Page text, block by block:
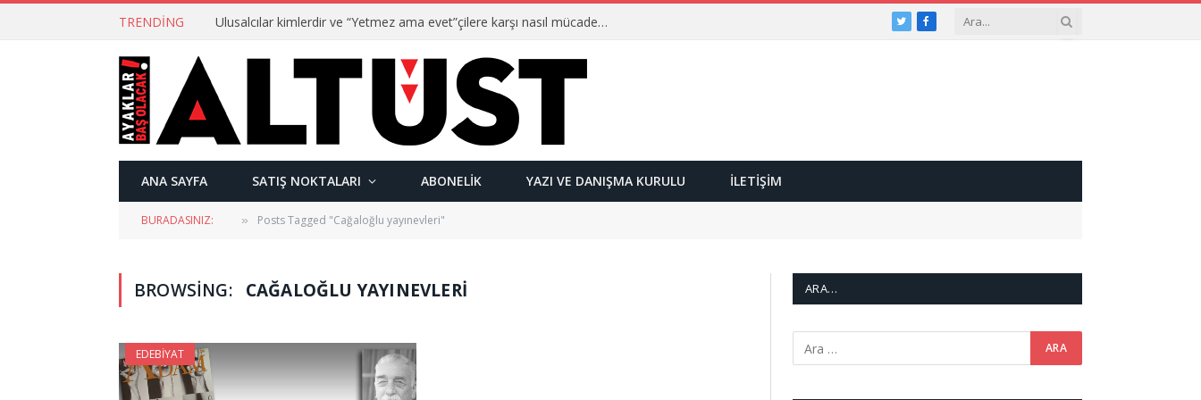
TRENDING Ulusalcılar kimlerdir ve “Yetmez ama evet”çilere karşı nasıl mücadele ederler? TwitterFacebook
ANA SAYFA SATIŞ NOKTALARI ABONELIK YAZI VE DANIŞMA KURULU İLETIŞIM
BURADASINIZ: » Posts Tagged "Cağaloğlu yayınevleri"
BROWSING: CAĞALOĞLU YAYINEVLERI
EDEBIYAT
ARA…